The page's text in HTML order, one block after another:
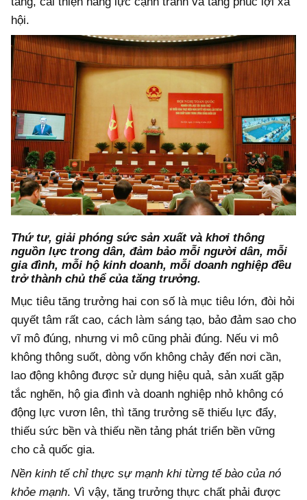
hội.
Thứ tư, giải phóng sức sản xuất và khơi thông
nguồn lực trong dân, đảm bảo mỗi người dân, mỗi
gia đình, mỗi hộ kinh doanh, mỗi doanh nghiệp đều
trở thành chủ thể của tăng trưởng.
Mục tiêu tăng trưởng hai con số là mục tiêu lớn, đòi hỏi
quyết tâm rất cao, cách làm sáng tạo, bảo đảm sao cho
vĩ mô đúng, nhưng vi mô cũng phải đúng. Nếu vi mô
không thông suốt, dòng vốn không chảy đến nơi cần,
lao động không được sử dụng hiệu quả, sản xuất gặp
tắc nghẽn, hộ gia đình và doanh nghiệp nhỏ không có
động lực vươn lên, thì tăng trưởng sẽ thiếu lực đẩy,
thiếu sức bền và thiếu nền tảng phát triển bền vững
cho cả quốc gia.
Nền kinh tế chỉ thực sự mạnh khi từng tế bào của nó
khỏe mạnh. Vì vậy, tăng trưởng thực chất phải được